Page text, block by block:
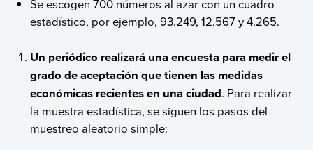
Se escogen 700 números al azar con un cuadro
estadístico, por ejemplo, 93.249, 12.567 y 4.265.
Un periódico realizará una encuesta para medir el
grado de aceptación que tienen las medidas
económicas recientes en una ciudad. Para realizar
la muestra estadística, se siguen los pasos del
muestreo aleatorio simple: